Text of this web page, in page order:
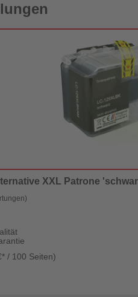
XXL Patrone
/ 100 Seiten)